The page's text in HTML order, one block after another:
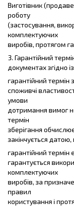
Виготівник
роботу
(застосування,
комплектуючих
виробів, протягом
3. Гарантійний
документах згідно
гарантійний термін
споживчі
умови
дотримання вимог
термін
зберігання
закінчується
гарантійний термін
гарантується
комплектуючих
виробів, за
правил
користування і